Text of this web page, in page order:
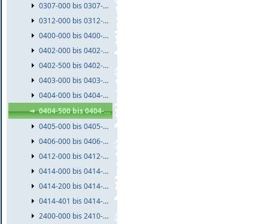
0307-000 bis 0307-999
0312-000 bis 0312-999
0400-000 bis 0400-999
0402-000 bis 0402-499
0402-500 bis 0402-999
0403-000 bis 0403-999
0404-000 bis 0404-499
0404-500 bis 0404-999
0405-000 bis 0405-999
0406-000 bis 0406-999
0412-000 bis 0412-999
0414-000 bis 0414-199
0414-200 bis 0414-400
0414-401 bis 0414-999
2400-000 bis 2410-999